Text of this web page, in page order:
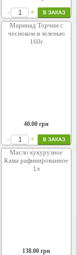
-
+
Маринад Торчин с
чесноком и зеленью
160г
40.00 грн
-
+
Масло кукурузное
Кама рафинированное
1л
138.00 грн